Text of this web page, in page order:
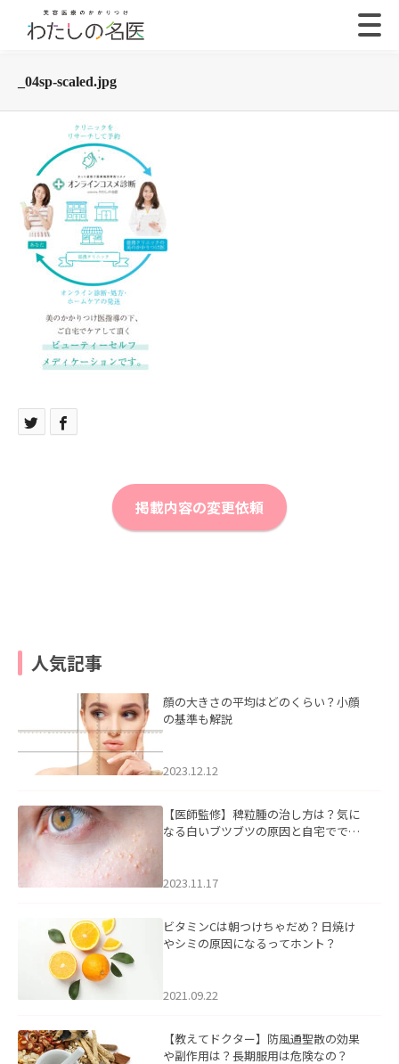
_04sp-scaled.jpg
掲載内容の変更依頼
人気記事
顔の大きさの平均はどのくらい？小顔
の基準も解説
2023.12.12
【医師監修】稗粒腫の治し方は？気に
なる白いブツブツの原因と自宅ででき
2023.11.17
ビタミンCは朝つけちゃだめ？日焼け
やシミの原因になるってホント？
2021.09.22
【教えてドクター】防風通聖散の効果
や副作用は？長期服用は危険なの？